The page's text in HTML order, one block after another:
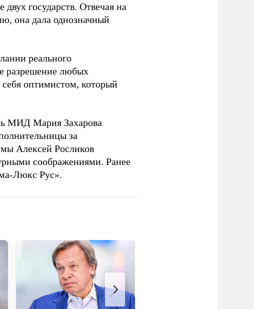
двух государств. Отвечая на
она дала однозначный
реального
разрешение любых
оптимистом, который
МИД Мария Захарова
за
Алексей Росликов
соображениями. Ранее
Люкс Рус».